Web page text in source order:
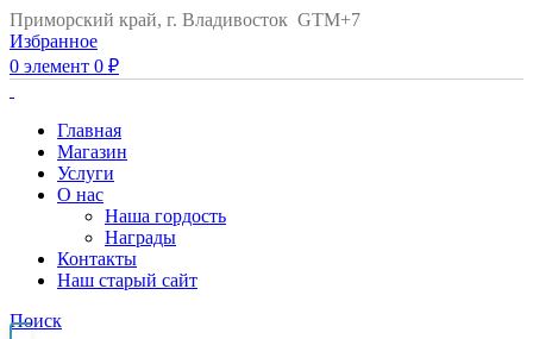
Приморский край, г. Владивосток GTM+7
Избранное
0 элемент 0 ₽
Главная
Магазин
Услуги
О нас
Наша гордость
Награды
Контакты
Наш старый сайт
Поиск